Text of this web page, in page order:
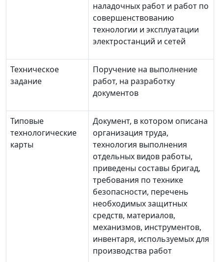
наладочных работ и работ по
совершенствованию
технологии и эксплуатации
электростанций и сетей
Техническое
задание
Поручение на выполнение
работ, на разработку
документов
Типовые
технологические
карты
Документ, в котором описана
организация труда,
технология выполнения
отдельных видов работы,
приведены составы бригад,
требования по технике
безопасности, перечень
необходимых защитных
средств, материалов,
механизмов, инструментов,
инвентаря, используемых для
производства работ